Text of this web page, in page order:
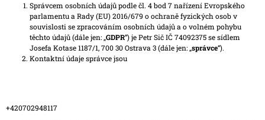
Správcem osobních údajů podle čl. 4 bod 7 nařízení Evropského
parlamentu a Rady (EU) 2016/679 o ochraně fyzických osob v
souvislosti se zpracováním osobních údajů a o volném pohybu
těchto údajů (dále jen: „GDPR”) je Petr Sič IČ 74092375 se sídlem
Josefa Kotase 1187/1, 700 30 Ostrava 3 (dále jen: „správce“).
Kontaktní údaje správce jsou
+420702948117